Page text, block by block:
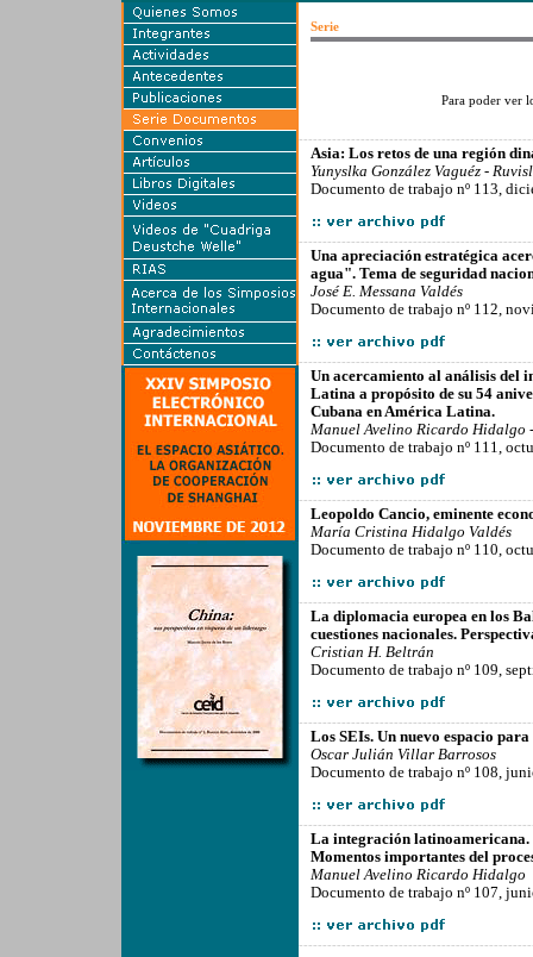
Serie
Para poder ver
Asia: Los retos de una región
Yunyslka González Vaguéz -
Documento de trabajo nº 113,
Una apreciación estratégica
agua". Tema de seguridad
José E. Messana Valdés
Documento de trabajo nº 112,
Un acercamiento al análisis del
Latina a propósito de su 54
Cubana en América Latina.
Manuel Avelino Ricardo Hidalgo
Documento de trabajo nº 111,
Leopoldo Cancio, eminente
María Cristina Hidalgo Valdés
Documento de trabajo nº 110,
La diplomacia europea en los
cuestiones nacionales.
Cristian H. Beltrán
Documento de trabajo nº 109,
Los SEIs. Un nuevo espacio
Oscar Julián Villar Barrosos
Documento de trabajo nº 108,
La integración latinoamericana.
Momentos importantes del
Manuel Avelino Ricardo Hidalgo
Documento de trabajo nº 107,